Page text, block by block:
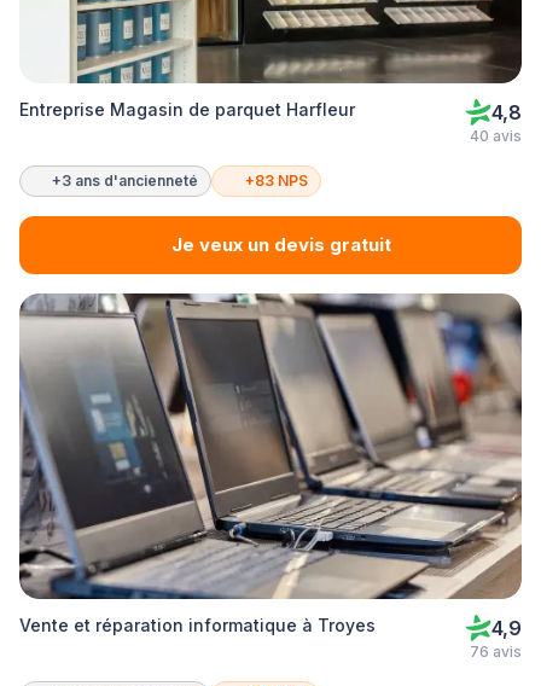
Entreprise Magasin de parquet Harfleur 4,8
40 avis
+3 ans d'ancienneté +83 NPS
Je veux un devis gratuit
Vente et réparation informatique à Troyes 4,9
76 avis